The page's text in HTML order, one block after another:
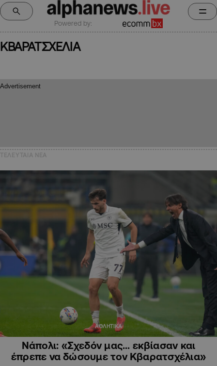
Powered by:
ΚΒΑΡΑΤΣΧΕΛΙΑ
ΑΘΛΗΤΙΚΑ
Νάπολι: «Σχεδόν μας… εκβίασαν και
έπρεπε να δώσουμε τον Κβαρατσχέλια»